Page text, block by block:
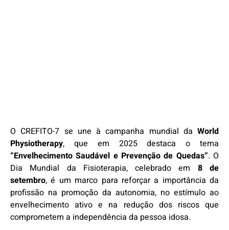
O CREFITO-7 se une à campanha mundial da World
Physiotherapy, que em 2025 destaca o tema
“Envelhecimento Saudável e Prevenção de Quedas”. O
Dia Mundial da Fisioterapia, celebrado em 8 de
setembro, é um marco para reforçar a importância da
profissão na promoção da autonomia, no estímulo ao
envelhecimento ativo e na redução dos riscos que
comprometem a independência da pessoa idosa.